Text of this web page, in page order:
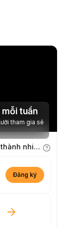
mỗi tuần
Kiếm Điểm kinh nghiệm bằng cách hoàn thành nhiệm vụ
Đăng ký